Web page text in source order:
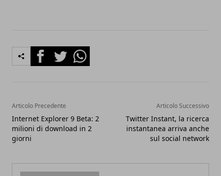
FacebookTwitterWhatsapp
Articolo Precedente
Internet Explorer 9 Beta: 2
milioni di download in 2
giorni
Articolo Successivo
Twitter Instant, la ricerca
instantanea arriva anche
sul social network